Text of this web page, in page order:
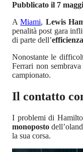
Pubblicato il 7
AMiami, Lewis
penalità post gara
di parte dell’
Nonostante le
Ferrari non
campionato.
Il contatto
I problemi di
monoposto
la sua corsa.